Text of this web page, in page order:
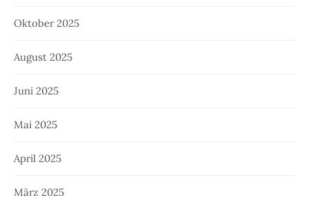
Oktober 2025
August 2025
Juni 2025
Mai 2025
April 2025
März 2025